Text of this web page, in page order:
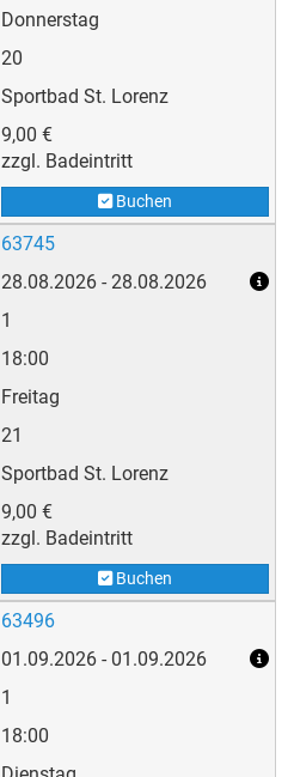
Donnerstag
20
Sportbad St. Lorenz
9,00 €
zzgl. Badeintritt
Buchen
63745
28.08.2026 - 28.08.2026
1
18:00
Freitag
21
Sportbad St. Lorenz
9,00 €
zzgl. Badeintritt
Buchen
63496
01.09.2026 - 01.09.2026
1
18:00